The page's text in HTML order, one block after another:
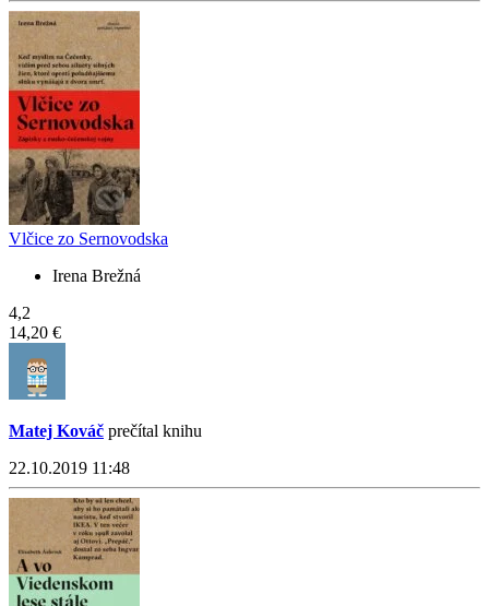
Vlčice zo Sernovodska
Irena Brežná
4,2
14,20 €
Matej Kováč prečítal knihu
22.10.2019 11:48